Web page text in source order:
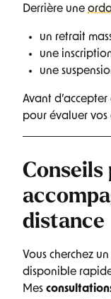
Derrière une
un retrait
une
une
Avant
pour évaluer vos
Conseils
distance
Vous cherchez un
disponible
Mes